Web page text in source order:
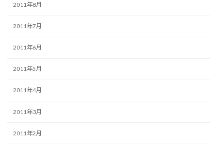
2011年8月
2011年7月
2011年6月
2011年5月
2011年4月
2011年3月
2011年2月